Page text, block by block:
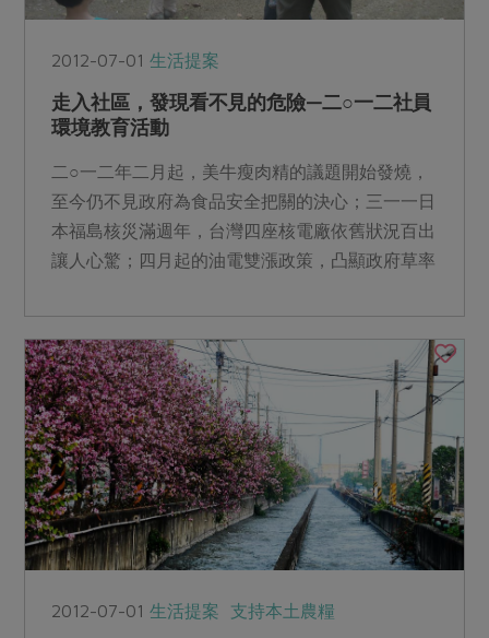
2012-07-01生活提案
走入社區，發現看不見的危險—二○一二社員
環境教育活動
二○一二年二月起，美牛瘦肉精的議題開始發燒，
至今仍不見政府為食品安全把關的決心；三一一日
本福島核災滿週年，台灣四座核電廠依舊狀況百出
讓人心驚；四月起的油電雙漲政策，凸顯政府草率
2012-07-01生活提案 支持本土農糧